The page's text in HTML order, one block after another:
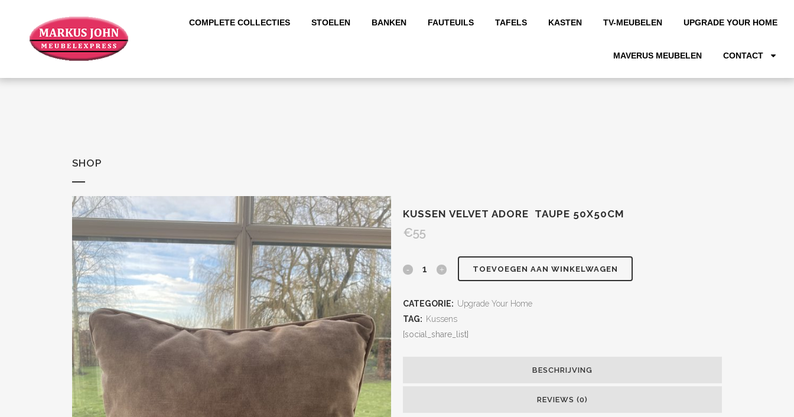
COMPLETE COLLECTIES STOELEN BANKEN FAUTEUILS TAFELS KASTEN TV-MEUBELEN UPGRADE YOUR HOME
MAVERUS MEUBELEN CONTACT
SHOP
KUSSEN VELVET ADORE TAUPE 50X50CM
€55
TOEVOEGEN AAN WINKELWAGEN
CATEGORIE: Upgrade Your Home
TAG: Kussens
[social_share_list]
BESCHRIJVING
REVIEWS (0)